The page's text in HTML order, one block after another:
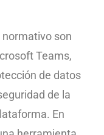
son
Teams,
de datos
de la
En